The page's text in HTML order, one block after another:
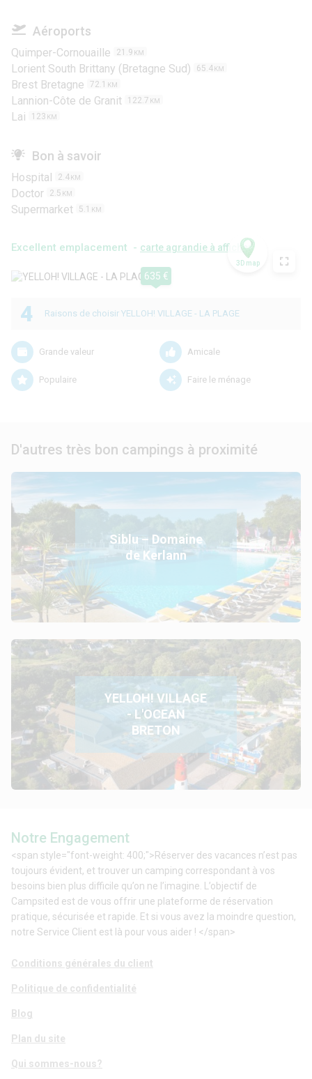
Aéroports
Quimper-Cornouaille 21.9 KM
Lorient South Brittany (Bretagne Sud) 65.4 KM
Brest Bretagne 72.1 KM
Lannion-Côte de Granit 122.7 KM
Lai 123 KM
Bon à savoir
Hospital 2.4 KM
Doctor 2.5 KM
Supermarket 5.1 KM
Excellent emplacement - carte agrandie à afficher
635 €
3D map
4 Raisons de choisir YELLOH! VILLAGE - LA PLAGE
Grande valeur Amicale
Populaire Faire le ménage
D'autres très bon campings à proximité
Siblu – Domaine
de Kerlann
YELLOH! VILLAGE
- L'OCEAN
BRETON
Notre Engagement
<span style="font-weight: 400;">Réserver des vacances n’est pas
toujours évident, et trouver un camping correspondant à vos
besoins bien plus difficile qu’on ne l’imagine. L’objectif de
Campsited est de vous offrir une plateforme de réservation
pratique, sécurisée et rapide. Et si vous avez la moindre question,
notre Service Client est là pour vous aider ! </span>
Conditions générales du client
Politique de confidentialité
Blog
Plan du site
Qui sommes-nous?